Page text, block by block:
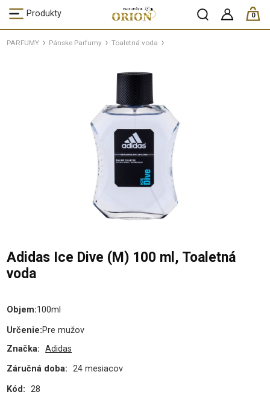
Produkty 0
ks /
PARFUMY Pánske Parfumy Toaletná voda
Adidas Ice Dive (M) 100 ml, Toaletná
voda
Objem:100ml
Určenie:Pre mužov
Značka: Adidas
Záručná doba: 24 mesiacov
Kód: 28